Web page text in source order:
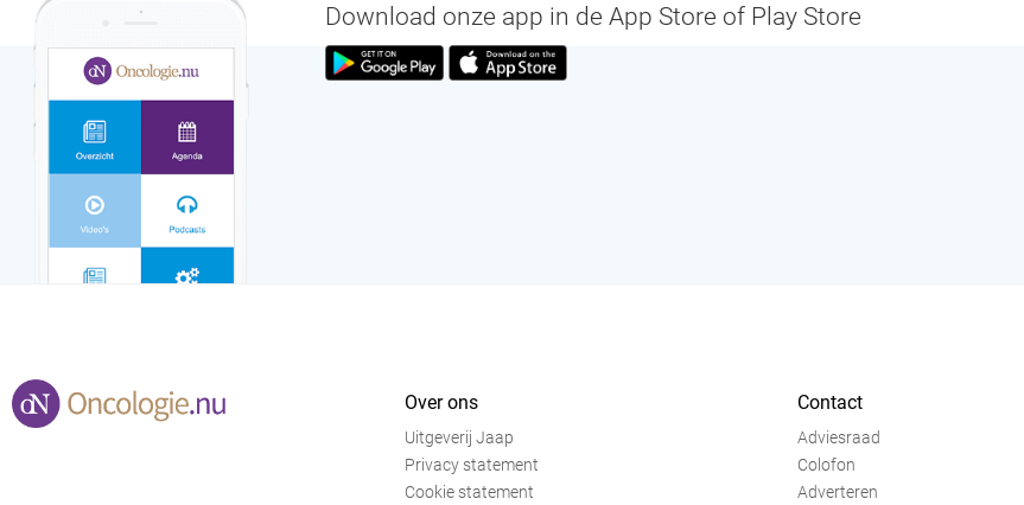
Download onze app in de App Store of Play Store
Over ons
Uitgeverij Jaap
Privacy statement
Cookie statement
Contact
Adviesraad
Colofon
Adverteren